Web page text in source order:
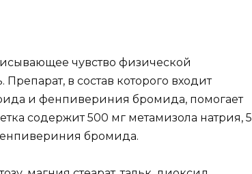
чувство физической
в состав которого входит
и фенпивериния бромида, помогает
содержит 500 мг метамизола натрия, 5
бромида.